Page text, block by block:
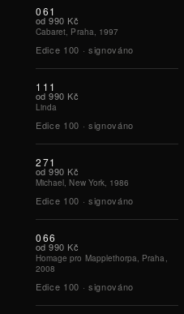
061
od 990 Kč
Cabaret, Praha, 1997
Edice 100 · signováno
111
od 990 Kč
Linda
Edice 100 · signováno
271
od 990 Kč
Michael, New York, 1986
Edice 100 · signováno
066
od 990 Kč
Homage pro Mapplethorpa, Praha,
2008
Edice 100 · signováno